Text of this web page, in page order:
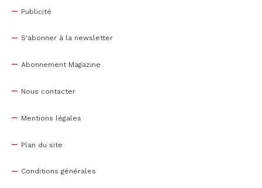
Publicité
S'abonner à la newsletter
Abonnement Magazine
Nous contacter
Mentions légales
Plan du site
Conditions générales